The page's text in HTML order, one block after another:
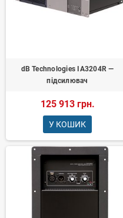
dB Technologies IA3204R —
підсилювач
125 913 грн.
У КОШИК